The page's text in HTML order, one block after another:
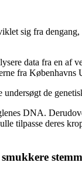
sig fra
data fra en
fra
undersøgt de
DNA.
tilpasse deres